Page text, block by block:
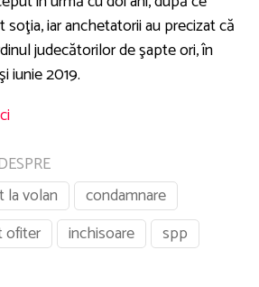
soţia, iar anchetatorii au precizat că
judecătorilor de şapte ori, în
iunie 2019.
la volan
condamnare
ofiter inchisoare
spp